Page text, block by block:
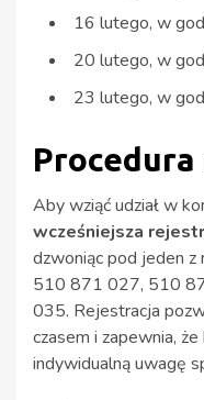
16 lutego, w
20 lutego, w
23 lutego, w
Aby wziąć udział w
wcześniejsza
dzwoniąc pod jeden
510 871 027, 510
035. Rejestracja
czasem i zapewnia,
indywidualną uwagę